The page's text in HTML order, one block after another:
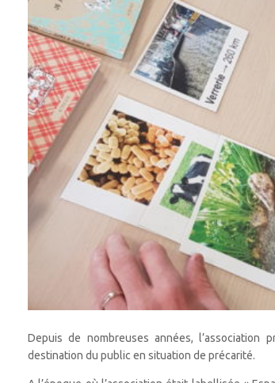
Depuis de nombreuses années, l’association
destination du public en situation de précarité.